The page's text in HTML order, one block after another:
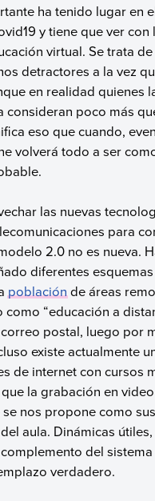
ha tenido lugar en
y tiene que ver con
virtual. Se trata
detractores a la vez
en realidad quienes
consideran poco más
eso que cuando,
volverá todo a ser
las nuevas
para
2.0 no es nueva.
diferentes
poblaciónde áreas
“educación a
postal, luego por
existe actualmente
de internet con cursos
la grabación en
nos propone como
aula. Dinámicas
del
verdadero.